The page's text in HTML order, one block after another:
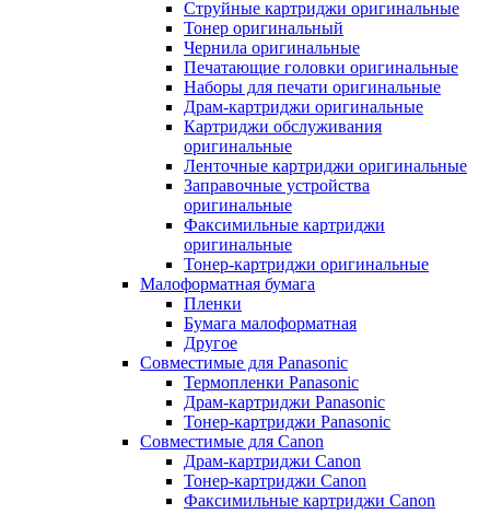
Струйные картриджи оригинальные
Тонер оригинальный
Чернила оригинальные
Печатающие головки оригинальные
Наборы для печати оригинальные
Драм-картриджи оригинальные
Картриджи обслуживания
оригинальные
Ленточные картриджи оригинальные
Заправочные устройства
оригинальные
Факсимильные картриджи
оригинальные
Тонер-картриджи оригинальные
Малоформатная бумага
Пленки
Бумага малоформатная
Другое
Совместимые для Panasonic
Термопленки Panasonic
Драм-картриджи Panasonic
Тонер-картриджи Panasonic
Совместимые для Canon
Драм-картриджи Canon
Тонер-картриджи Canon
Факсимильные картриджи Canon